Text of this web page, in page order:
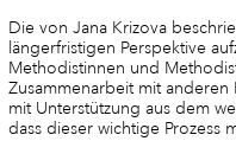
Die von Jana Krizova
längerfristigen Perspektive
Methodistinnen und
Zusammenarbeit mit
mit Unterstützung aus dem
dass dieser wichtige Prozess